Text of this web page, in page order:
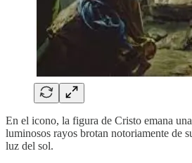
En el icono, la figura de Cristo emana
luminosos rayos brotan notoriamente de
luz del sol.